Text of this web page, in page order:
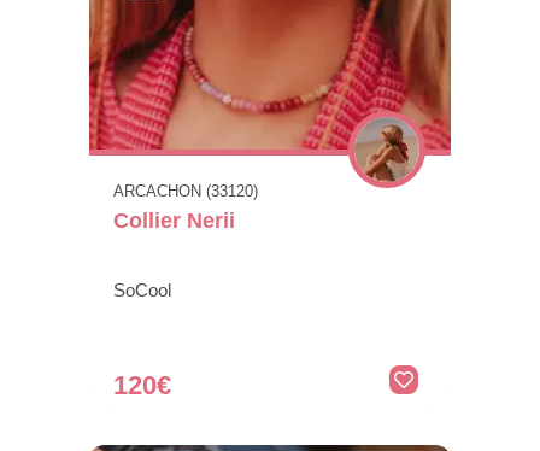
ARCACHON (33120)
Collier Nerii
SoCool
120€